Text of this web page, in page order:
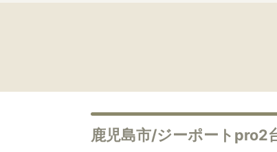
鹿児島市/ジーポートpro2